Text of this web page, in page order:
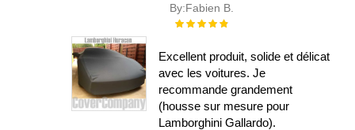
By:Fabien B.
Évaluation :
Excellent produit, solide et délicat
avec les voitures. Je
recommande grandement
(housse sur mesure pour
Lamborghini Gallardo).